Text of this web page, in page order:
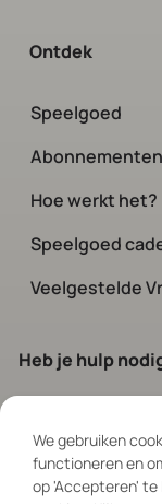
Ontdek
Speelgoed
Abonnementen
Hoe werkt het?
Speelgoed
Veelgestelde
Heb je hulp
service. Elke
en social tussen
We gebruiken
functioneren en
op 'Accepteren' te